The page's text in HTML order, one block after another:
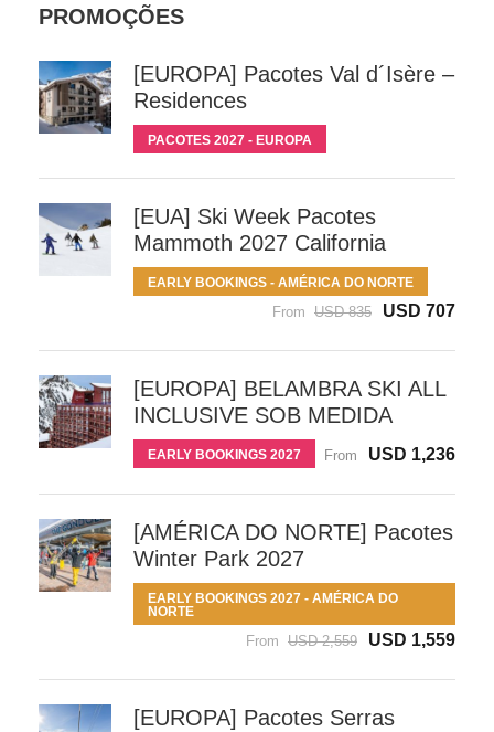
PROMOÇÕES
[EUROPA] Pacotes Val d´Isère –
Residences
PACOTES 2027 - EUROPA
[EUA] Ski Week Pacotes
Mammoth 2027 California
EARLY BOOKINGS - AMÉRICA DO NORTE
From USD 835 USD 707
[EUROPA] BELAMBRA SKI ALL
INCLUSIVE SOB MEDIDA
EARLY BOOKINGS 2027 From USD 1,236
[AMÉRICA DO NORTE] Pacotes
Winter Park 2027
EARLY BOOKINGS 2027 - AMÉRICA DO
NORTE
From USD 2,559 USD 1,559
[EUROPA] Pacotes Serras